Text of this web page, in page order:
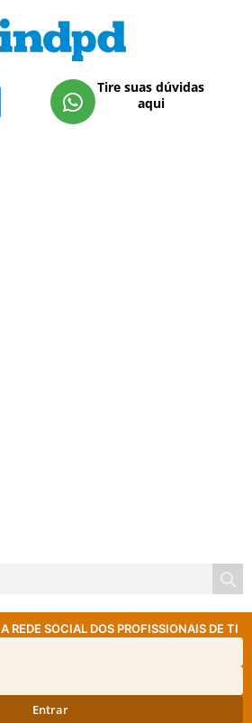
Tire suas dúvidas
aqui
A REDE SOCIAL DOS PROFISSIONAIS DE TI
Entrar